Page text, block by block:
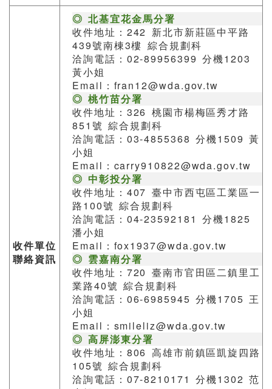
收件單位
聯絡資訊
◎ 北基宜花金馬分署
收件地址：242 新北市新莊區中平路
439號南棟3樓 綜合規劃科
洽詢電話：02-89956399 分機1203
黃小姐
Email：fran12@wda.gov.tw
◎ 桃竹苗分署
收件地址：326 桃園市楊梅區秀才路
851號 綜合規劃科
洽詢電話：03-4855368 分機1509 黃
小姐
Email：carry910822@wda.gov.tw
◎ 中彰投分署
收件地址：407 臺中市西屯區工業區一
路100號 綜合規劃科
洽詢電話：04-23592181 分機1825
潘小姐
Email：fox1937@wda.gov.tw
◎ 雲嘉南分署
收件地址：720 臺南市官田區二鎮里工
業路40號 綜合規劃科
洽詢電話：06-6985945 分機1705 王
小姐
Email：smileliz@wda.gov.tw
◎ 高屏澎東分署
收件地址：806 高雄市前鎮區凱旋四路
105號 綜合規劃科
洽詢電話：07-8210171 分機1302 范